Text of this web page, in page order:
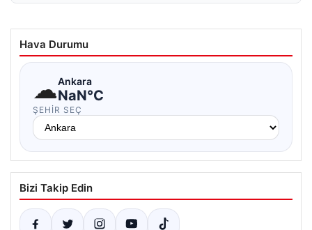
Hava Durumu
☁Ankara
NaN°C
ŞEHIR SEÇ
Bizi Takip Edin